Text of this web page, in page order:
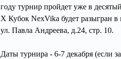
году турнир пройдет уже в
Х Кубок NexVika будет разыгран
ул. Павла Андреева, д.24, стр. 10.
Даты турнира - 6-7 декабря (если